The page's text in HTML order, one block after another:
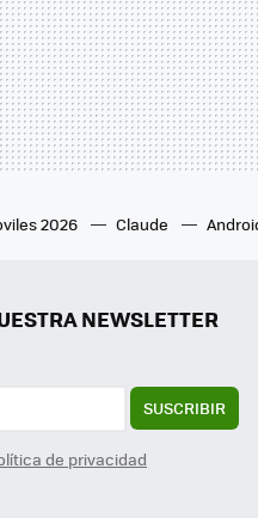
2026 Claude
NEWSLETTER
SUSCRIBIR
de privacidad